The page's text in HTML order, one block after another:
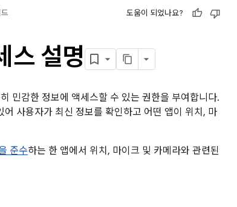
도움이 되었나요?
스 설명
민감한 정보에 액세스할 수 있는 권한을 부여합니다.
사용자가 최신 정보를 확인하고 어떤 앱이 위치, 마
준수하는 한 앱에서 위치, 마이크 및 카메라와 관련된